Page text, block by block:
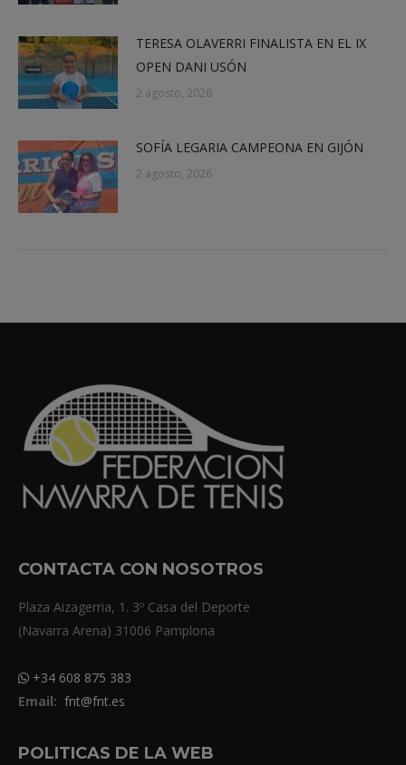
TERESA OLAVERRI FINALISTA EN EL IX
OPEN DANI USÓN
2 agosto, 2026
SOFÍA LEGARIA CAMPEONA EN GIJÓN
2 agosto, 2026
CONTACTA CON NOSOTROS
Plaza Aizagerria, 1. 3º Casa del Deporte
(Navarra Arena) 31006 Pamplona
+34 608 875 383
Email: fnt@fnt.es
POLITICAS DE LA WEB